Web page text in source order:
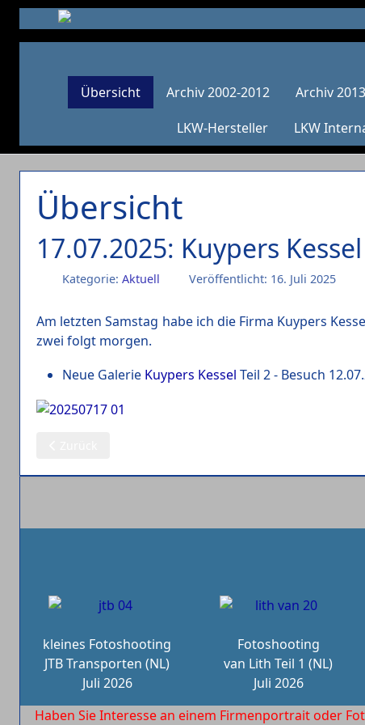
Übersicht Archiv 2002-2012 Archiv
LKW-Hersteller
LKW
Übersicht
17.07.2025: Kuypers
Kategorie: Aktuell Veröffentlicht: 16. Juli 2025
Am letzten Samstag habe ich die Firma Kuypers
zwei folgt morgen.
Neue Galerie Kuypers Kessel Teil 2 - Besuch
kleines Fotoshooting
JTB Transporten (NL)
Juli 2026
Fotoshooting
van Lith Teil 1 (NL)
Juli 2026
Haben Sie Interesse an einem Firmenportrait oder